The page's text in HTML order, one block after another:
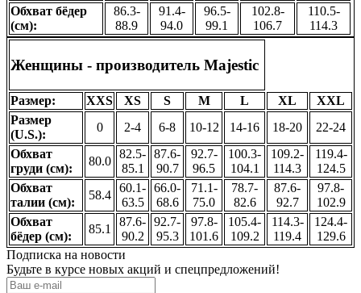
Обхват бёдер
(см):
86.3-
88.9
91.4-
94.0
96.5-
99.1
102.8-
106.7
110.5-
114.3
Женщины - производитель Majestic
Размер: XXS XS S M L XL
XXL
Размер
(U.S.):
0 2-4 6-8 10-12 14-16 18-20
22-24
Обхват
груди (см):
80.0
82.5-
85.1
87.6-
90.7
92.7-
96.5
100.3-
104.1
109.2-
114.3
119.4-
124.5
Обхват
талии (см):
58.4
60.1-
63.5
66.0-
68.6
71.1-
75.0
78.7-
82.6
87.6-
92.7
97.8-
102.9
Обхват
бёдер (см):
85.1
87.6-
90.2
92.7-
95.3
97.8-
101.6
105.4-
109.2
114.3-
119.4
124.4-
129.6
Подписка на новости
Будьте в курсе новых акций и спецпредложений!